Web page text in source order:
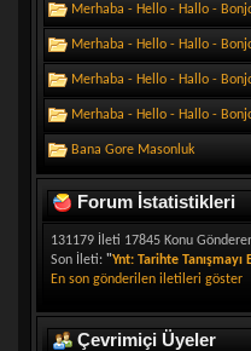
Merhaba - Hello - Hallo -
Merhaba - Hello - Hallo -
Merhaba - Hello - Hallo -
Merhaba - Hello - Hallo -
Bana Gore Masonluk
Forum İstatistikleri
131179 İleti 17845 Konu
Son İleti: "Ynt: Tarihte Tanışmayı
En son gönderilen iletileri göster
Çevrimiçi Üyeler